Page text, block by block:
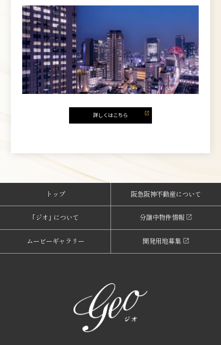
トップ 阪急阪神不動産について
｢ジオ｣ について 分譲中物件情報
ムービーギャラリー 開発用地募集